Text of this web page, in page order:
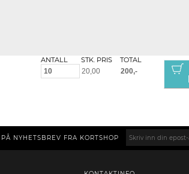
ANTALL STK. PRIS TOTAL
NYHETSBREV FRA KORTSHOP